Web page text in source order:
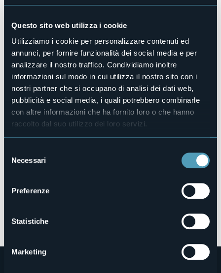
Questo sito web utilizza i cookie
Utilizziamo i cookie per personalizzare contenuti ed
annunci, per fornire funzionalità dei social media e per
analizzare il nostro traffico. Condividiamo inoltre
informazioni sul modo in cui utilizza il nostro sito con i
nostri partner che si occupano di analisi dei dati web,
pubblicità e social media, i quali potrebbero combinarle
con altre informazioni che ha fornito loro o che hanno
raccolto dal suo utilizzo dei loro servizi.
delNecessari
Preferenze
Statistiche
Marketing
Luogo dell'evento
E-mail
info@liberarti.net
Sito web
http://www.museodelpaesaggio.it
Via Ruga 44
28922 - Verbania Pallanza (VB)